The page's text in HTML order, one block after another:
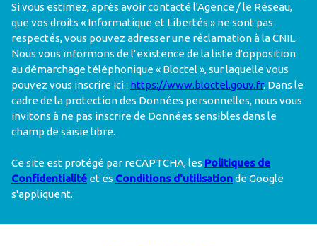
Si vous estimez, après avoir contacté l'Agence / le Réseau,
que vos droits « Informatique et Libertés » ne sont pas
respectés, vous pouvez adresser une réclamation à la CNIL.
Nous vous informons de l’existence de la liste d'opposition
au démarchage téléphonique « Bloctel », sur laquelle vous
pouvez vous inscrire ici : https://www.bloctel.gouv.fr. Dans le
cadre de la protection des Données personnelles, nous vous
invitons à ne pas inscrire de Données sensibles dans le
champ de saisie libre.
Ce site est protégé par reCAPTCHA, les Politiques de
Confidentialité et es Conditions d'utilisationde Google
s'appliquent.